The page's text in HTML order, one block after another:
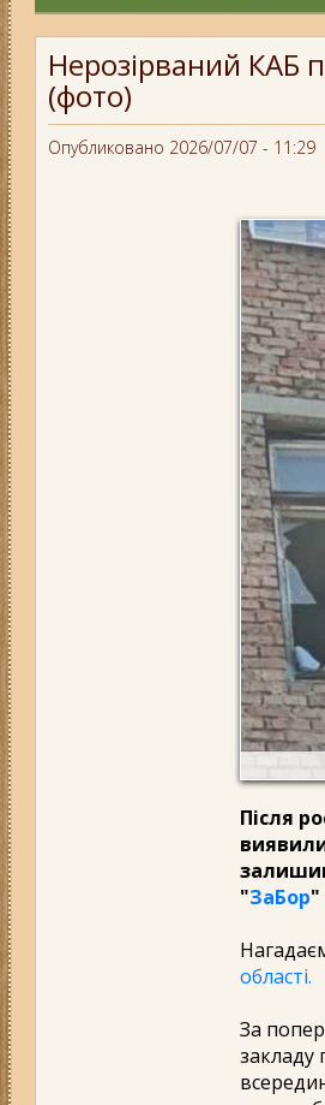
Нерозірваний КАБ
(фото)
Опубликовано 2026/07/07 - 11:29
Після
"ЗаБор"
області.
За
закладу